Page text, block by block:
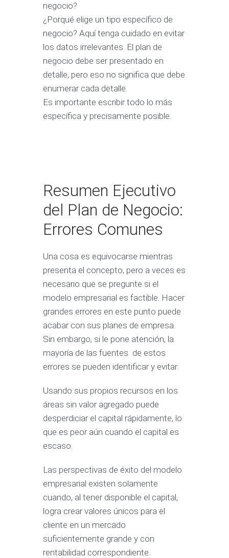
negocio?
¿Porqué elige un tipo específico de
negocio? Aquí tenga cuidado en evitar
los datos irrelevantes. El plan de
negocio debe ser presentado en
detalle, pero eso no significa que debe
enumerar cada detalle.
Es importante escribir todo lo más
específica y precisamente posible.
Resumen Ejecutivo
del Plan de Negocio:
Errores Comunes
Una cosa es equivocarse mientras
presenta el concepto, pero a veces es
necesario que se pregunte si el
modelo empresarial es factible. Hacer
grandes errores en este punto puede
acabar con sus planes de empresa.
Sin embargo, si le pone atención, la
mayoría de las fuentes de estos
errores se pueden identificar y evitar.
Usando sus propios recursos en los
áreas sin valor agregado puede
desperdiciar el capital rápidamente, lo
que es peor aún cuando el capital es
escaso.
Las perspectivas de éxito del modelo
empresarial existen solamente
cuando, al tener disponible el capital,
logra crear valores únicos para el
cliente en un mercado
suficientemente grande y con
rentabilidad correspondiente.